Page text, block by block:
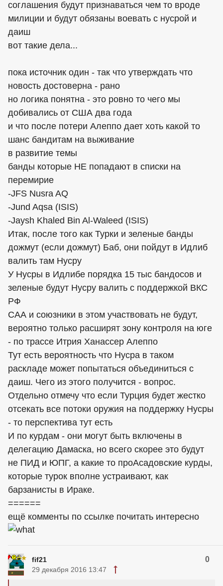
соглашения будут признаваться чем то вроде
милиции и будут обязаны воевать с нусрой и
даиш
вот такие дела...
пока источник один - так что утверждать что
новость достоверна - рано
но логика понятна - это ровно то чего мы
добивались от США два года
и что после потери Алеппо дает хоть какой то
шанс бандитам на выживание
в развитие темы
банды которые НЕ попадают в списки на
перемирие
-JFS Nusra AQ
-Jund Aqsa (ISIS)
-Jaysh Khaled Bin Al-Waleed (ISIS)
Итак, после того как Турки и зеленые банды
дожмут (если дожмут) Баб, они пойдут в Идлиб
валить там Нусру
У Нусры в Идлибе порядка 15 тыс бандосов и
зеленые будут Нусру валить с поддержкой ВКС
РФ
САА и союзники в этом участвовать не будут,
вероятно только расширят зону контроля на юге
- по трассе Итрия Ханассер Алеппо
Тут есть вероятность что Нусра в таком
раскладе может попытаться объединиться с
даиш. Чего из этого получится - вопрос.
Отдельно отмечу что если Турция будет жестко
отсекать все потоки оружия на поддержку Нусры
- то перспектива тут есть
И по курдам - они могут быть включены в
делегацию Дамаска, но всего скорее это будут
не ПИД и ЮПГ, а какие то проАсадовские курды,
которые турок вполне устраивают, как
барзанисты в Ираке.
======
ещё комменты по ссылке почитать интересно
fif21 0
29 декабря 2016 13:47